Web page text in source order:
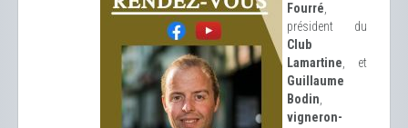
Fourré
président du
Club
Lamartine , et
Guillaume
Bodin
vigneron-